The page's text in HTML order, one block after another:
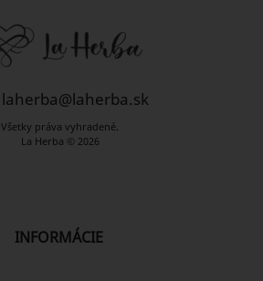
laherba@laherba.sk
Všetky práva vyhradené.
La Herba © 2026
INFORMÁCIE